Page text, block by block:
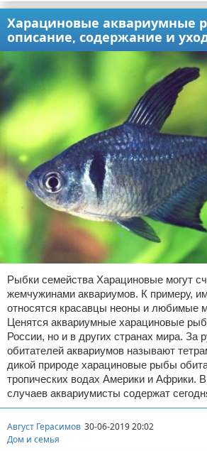
Харациновые аквариумные
описание, содержание и
Рыбки семейства Харациновые могут
жемчужинами аквариумов. К примеру,
относятся красавцы неоны и любимые
Ценятся аквариумные харациновые
России, но и в других странах мира. За
обитателей аквариумов называют
дикой природе харациновые рыбы
тропических водах Америки и Африки.
случаев аквариумисты содержат
Август Герасимов 30-06-2019 20:02
Дом и семья